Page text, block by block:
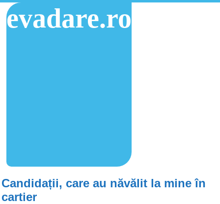
evadare.ro
Candidații, care au năvălit la mine în
cartier